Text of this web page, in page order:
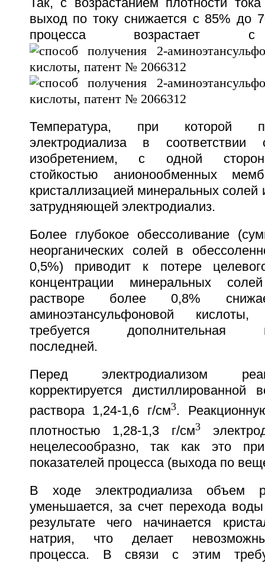
Так, с возрастанием плотности
выход по току снижается с 85% до
процесса
Температура, при которой
электродиализа в соответствии
изобретением, с одной
стойкостью анионообменных
кристаллизацией минеральных солей
затрудняющей электродиализ.
Более глубокое обессоливание
неорганических солей в
0,5%) приводит к потере
концентрации минеральных
растворе более 0,8%
аминоэтансульфоновой
требуется дополнительная
последней.
Перед электродиализом
корректируется дистиллированной
раствора 1,24-1,6 г/см3.
плотностью 1,28-1,3 г/см3
нецелесообразно, так как это
показателей процесса (выхода по
В ходе электродиализа объем
уменьшается, за счет перехода
результате чего начинается
натрия, что делает
процесса. В связи с этим